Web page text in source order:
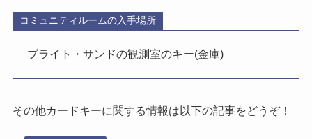
コミュニティルームの入手場所
ブライト・サンドの観測室のキー(金庫)
その他カードキーに関する情報は以下の記事をどうぞ！